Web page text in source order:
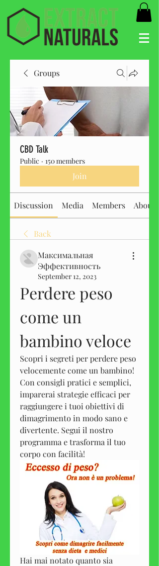
Groups
CBD Talk
Public · 150 members
Join
Discussion Media Members About
Back
Максимальная
Эффективность
September 12, 2023
Perdere peso
come un
bambino veloce
Scopri i segreti per perdere peso
velocemente come un bambino!
Con consigli pratici e semplici,
imparerai strategie efficaci per
raggiungere i tuoi obiettivi di
dimagrimento in modo sano e
divertente. Segui il nostro
programma e trasforma il tuo
corpo con facilità!
Hai mai notato quanto sia